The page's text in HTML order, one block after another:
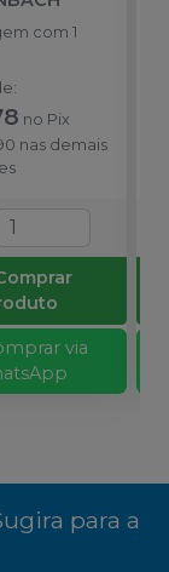
com 1
:
no Pix
nas demais
via
para a